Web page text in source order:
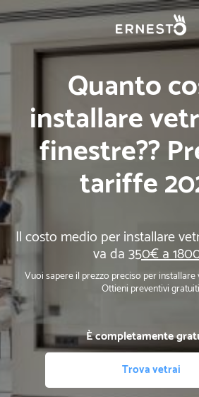
Quanto
installare
finestre??
tariffe
Il costo medio per installare
va da350€ a
Vuoi sapere il prezzo preciso per installare
Ottieni preventivi
È completamente
Trova vetrai